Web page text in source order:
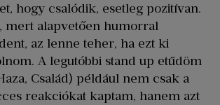
hogy csalódik, esetleg pozitívan.
mert alapvetően humorral
az lenne teher, ha ezt ki
A legutóbbi stand up etűdöm
Család) például nem csak a
reakciókat kaptam, hanem azt